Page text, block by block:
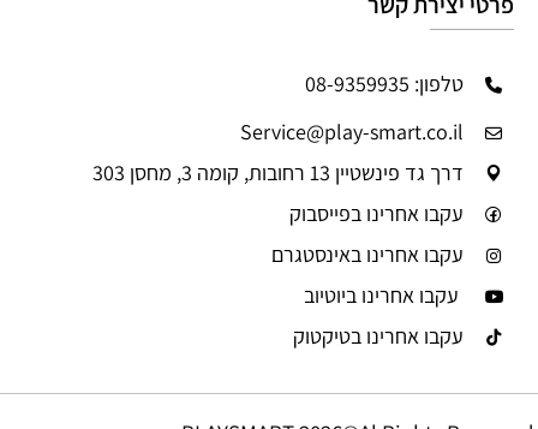
טלפון: 08-9359935
Service@play-smart.co.il
דרך גד פינשטיין 13 רחובות, קומה 3, מחסן 303
עקבו אחרינו בפייסבוק
עקבו אחרינו באינסטגרם
עקבו אחרינו ביוטיוב
עקבו אחרינו בטיקטוק